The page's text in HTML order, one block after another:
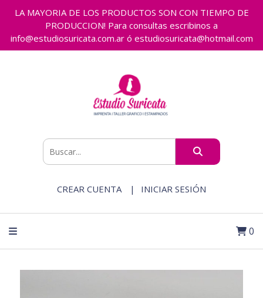
LA MAYORIA DE LOS PRODUCTOS SON CON TIEMPO DE
PRODUCCION! Para consultas escribinos a
info@estudiosuricata.com.ar ó estudiosuricata@hotmail.com
CREAR CUENTA INICIAR SESIÓN
0